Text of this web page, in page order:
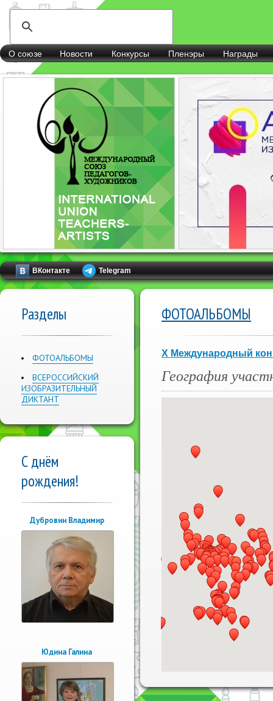
О союзе Новости Конкурсы Пленэры Награды
ВКонтакте Telegram
Разделы
ФОТОАЛЬБОМЫ
ВСЕРОССИЙСКИЙ
ИЗОБРАЗИТЕЛЬНЫЙ
ДИКТАНТ
С днём
рождения!
Дубровин Владимир
Юдина Галина
ФОТОАЛЬБОМЫ
X Международный
География